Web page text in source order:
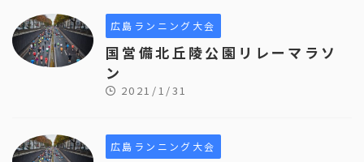
広島ランニング大会
国営備北丘陵公園リレーマラソ
ン
2021/1/31
広島ランニング大会